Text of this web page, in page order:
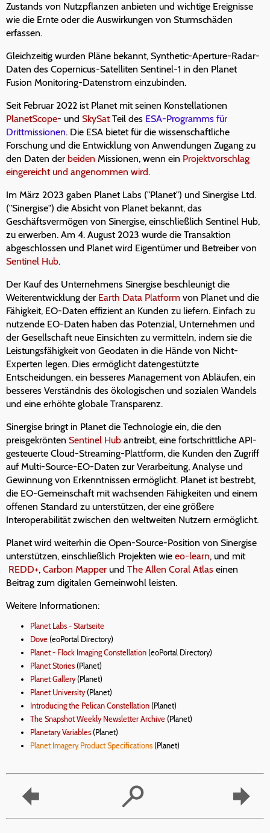
Zustands von Nutzpflanzen anbieten und wichtige Ereignisse
wie die Ernte oder die Auswirkungen von Sturmschäden
erfassen.
Gleichzeitig wurden Pläne bekannt, Synthetic-Aperture-Radar-
Daten des Copernicus-Satelliten Sentinel-1 in den Planet
Fusion Monitoring-Datenstrom einzubinden.
Seit Februar 2022 ist Planet mit seinen Konstellationen
PlanetScope- und SkySatTeil des ESA-Programms für
Drittmissionen. Die ESA bietet für die wissenschaftliche
Forschung und die Entwicklung von Anwendungen Zugang zu
den Daten der beiden Missionen, wenn ein Projektvorschlag
eingereicht und angenommen wird.
Im März 2023 gaben Planet Labs ("Planet") und Sinergise Ltd.
("Sinergise") die Absicht von Planet bekannt, das
Geschäftsvermögen von Sinergise, einschließlich Sentinel Hub,
zu erwerben. Am 4. August 2023 wurde die Transaktion
abgeschlossen und Planet wird Eigentümer und Betreiber von
Sentinel Hub.
Der Kauf des Unternehmens Sinergise beschleunigt die
Weiterentwicklung der Earth Data Platform von Planet und die
Fähigkeit, EO-Daten effizient an Kunden zu liefern. Einfach zu
nutzende EO-Daten haben das Potenzial, Unternehmen und
der Gesellschaft neue Einsichten zu vermitteln, indem sie die
Leistungsfähigkeit von Geodaten in die Hände von Nicht-
Experten legen. Dies ermöglicht datengestützte
Entscheidungen, ein besseres Management von Abläufen, ein
besseres Verständnis des ökologischen und sozialen Wandels
und eine erhöhte globale Transparenz.
Sinergise bringt in Planet die Technologie ein, die den
preisgekrönten Sentinel Hub antreibt, eine fortschrittliche API-
gesteuerte Cloud-Streaming-Plattform, die Kunden den Zugriff
auf Multi-Source-EO-Daten zur Verarbeitung, Analyse und
Gewinnung von Erkenntnissen ermöglicht. Planet ist bestrebt,
die EO-Gemeinschaft mit wachsenden Fähigkeiten und einem
offenen Standard zu unterstützen, der eine größere
Interoperabilität zwischen den weltweiten Nutzern ermöglicht.
Planet wird weiterhin die Open-Source-Position von Sinergise
unterstützen, einschließlich Projekten wie eo-learn, und mit
REDD+, Carbon Mapper und The Allen Coral Atlas einen
Beitrag zum digitalen Gemeinwohl leisten.
Weitere Informationen:
Planet Labs - Startseite
Dove (eoPortal Directory)
Planet - Flock Imaging Constellation (eoPortal Directory)
Planet Stories (Planet)
Planet Gallery(Planet)
Planet University(Planet)
Introducing the Pelican Constellation (Planet)
The Snapshot Weekly Newsletter Archive (Planet)
Planetary Variables (Planet)
Planet Imagery Product Specifications (Planet)